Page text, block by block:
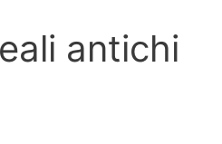
antichi